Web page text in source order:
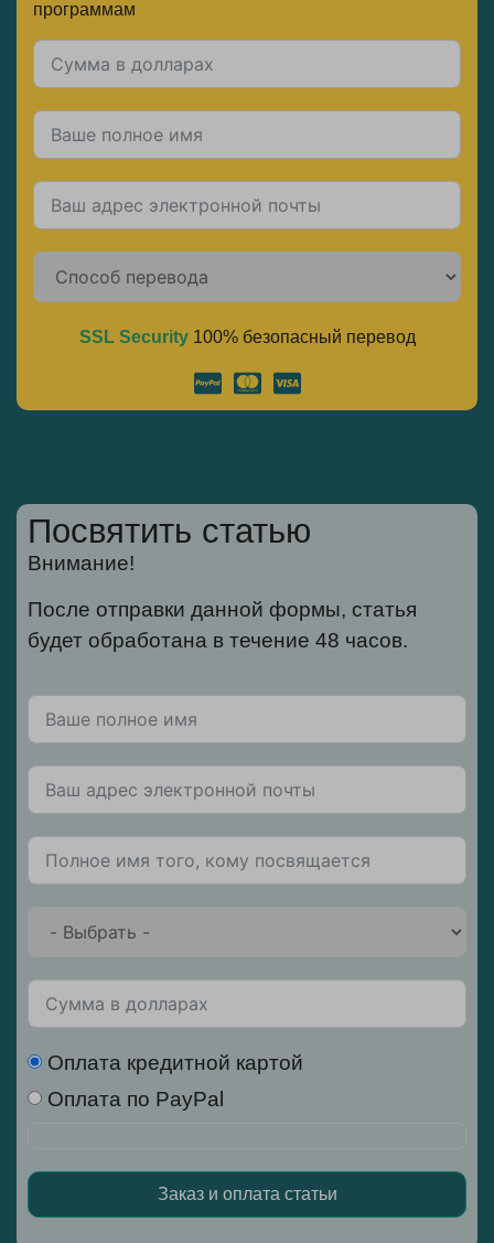
программам
Alternative:
SSL Security100% безопасный перевод
Посвятить статью
Внимание!
После отправки данной формы, статья
будет обработана в течение 48 часов.
Оплата кредитной картой
Оплата по PayPal
Заказ и оплата статьи